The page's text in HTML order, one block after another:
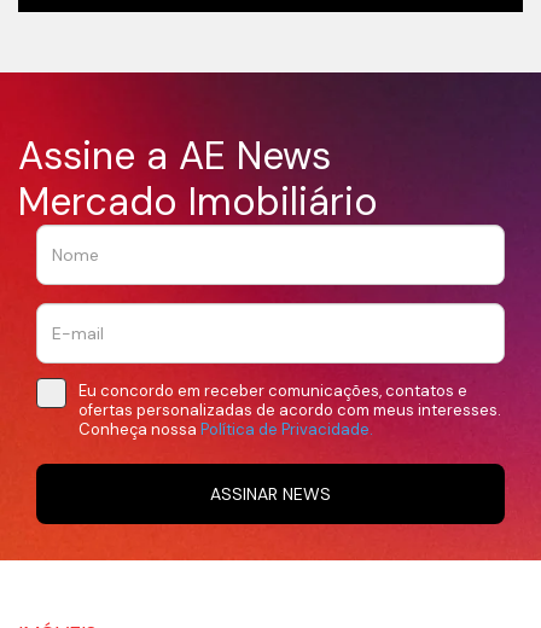
Assine a AE News
Mercado Imobiliário
Eu concordo em receber comunicações, contatos e
ofertas personalizadas de acordo com meus interesses.
Conheça nossa Política de Privacidade.
ASSINAR NEWS